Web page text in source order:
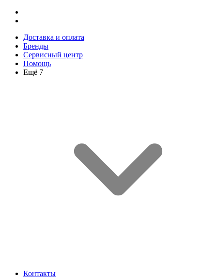
Доставка и оплата
Бренды
Сервисный центр
Помощь
Ещё 7
Контакты